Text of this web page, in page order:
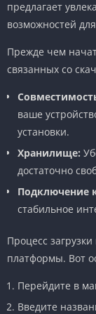
предлагает
возможностей
Прежде чем
связанных со
ваше
установки.
Хранилище:
достаточно
Подключение
стабильное
Процесс
платформы. Вот
Перейдите в
Введите